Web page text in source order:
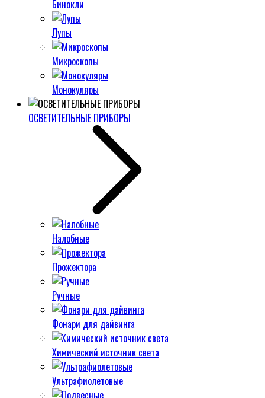
Бинокли
Лупы
Микроскопы
Монокуляры
ОСВЕТИТЕЛЬНЫЕ ПРИБОРЫ
Налобные
Прожектора
Ручные
Фонари для дайвинга
Химический источник света
Ультрафиолетовые